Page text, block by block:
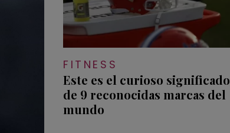
FITNESS
Este es el curioso significado
de 9 reconocidas marcas del
mundo